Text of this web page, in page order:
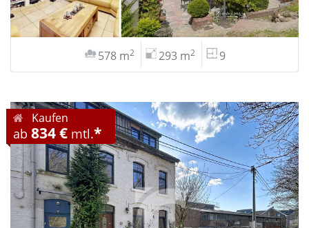
578 m2 293 m2 9
Kaufen
ab 834 € mtl.*